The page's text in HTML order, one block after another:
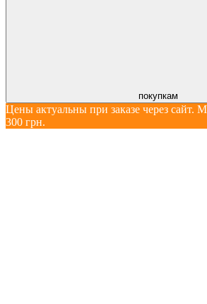
покупкам
Цены актуальны при заказе через сайт.
300 грн.